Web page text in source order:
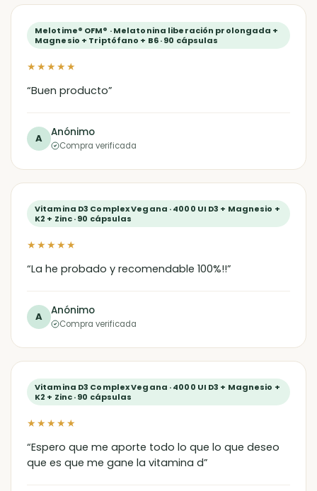
Melotime® OFM® · Melatonina liberación prolongada +
Magnesio + Triptófano + B6 · 90 cápsulas
★★★★★
“Buen producto”
A Anónimo
Compra verificada
Vitamina D3 Complex Vegana · 4000 UI D3 + Magnesio +
K2 + Zinc · 90 cápsulas
★★★★★
“La he probado y recomendable 100%!!”
A Anónimo
Compra verificada
Vitamina D3 Complex Vegana · 4000 UI D3 + Magnesio +
K2 + Zinc · 90 cápsulas
★★★★★
“Espero que me aporte todo lo que lo que deseo
que es que me gane la vitamina d”